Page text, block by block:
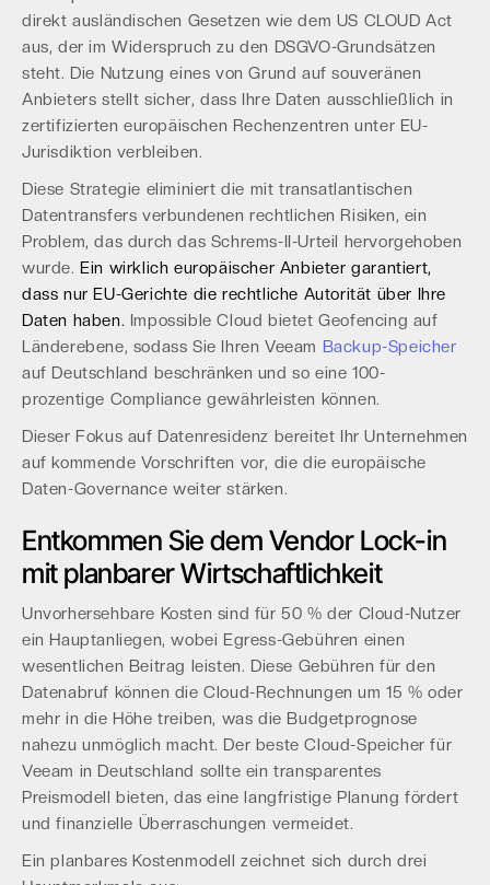
direkt ausländischen Gesetzen wie dem US CLOUD Act
aus, der im Widerspruch zu den DSGVO-Grundsätzen
steht. Die Nutzung eines von Grund auf souveränen
Anbieters stellt sicher, dass Ihre Daten ausschließlich in
zertifizierten europäischen Rechenzentren unter EU-
Jurisdiktion verbleiben.
Diese Strategie eliminiert die mit transatlantischen
Datentransfers verbundenen rechtlichen Risiken, ein
Problem, das durch das Schrems-II-Urteil hervorgehoben
wurde.Ein wirklich europäischer Anbieter garantiert,
dass nur EU-Gerichte die rechtliche Autorität über Ihre
Daten haben. Impossible Cloud bietet Geofencing auf
Länderebene, sodass Sie Ihren Veeam Backup-Speicher
auf Deutschland beschränken und so eine 100-
prozentige Compliance gewährleisten können.
Dieser Fokus auf Datenresidenz bereitet Ihr Unternehmen
auf kommende Vorschriften vor, die die europäische
Daten-Governance weiter stärken.
Entkommen Sie dem Vendor Lock-in
mit planbarer Wirtschaftlichkeit
Unvorhersehbare Kosten sind für 50 % der Cloud-Nutzer
ein Hauptanliegen, wobei Egress-Gebühren einen
wesentlichen Beitrag leisten. Diese Gebühren für den
Datenabruf können die Cloud-Rechnungen um 15 % oder
mehr in die Höhe treiben, was die Budgetprognose
nahezu unmöglich macht. Der beste Cloud-Speicher für
Veeam in Deutschland sollte ein transparentes
Preismodell bieten, das eine langfristige Planung fördert
und finanzielle Überraschungen vermeidet.
Ein planbares Kostenmodell zeichnet sich durch drei